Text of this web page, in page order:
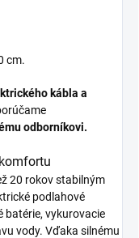
cm.
kábla a
odborníkovi.
20 rokov stabilným
podlahové
batérie, vykurovacie
vody. Vďaka silnému